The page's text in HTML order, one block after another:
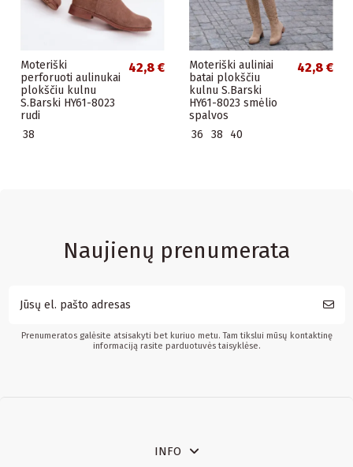
Moteriški
perforuoti aulinukai
plokščiu kulnu
S.Barski HY61-8023
rudi
42,8 €
38
Moteriški auliniai
batai plokščiu
kulnu S.Barski
HY61-8023 smėlio
spalvos
42,8 €
36 38 40
Naujienų prenumerata
Prenumeratos galėsite atsisakyti bet kuriuo metu. Tam tikslui mūsų kontaktinę
informaciją rasite parduotuvės taisyklėse.
INFO